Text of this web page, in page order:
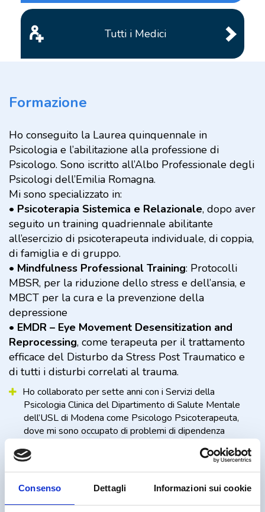
Consenso Dettagli Informazioni sui cookie
Tutti i Medici
Formazione
Ho conseguito la Laurea quinquennale in
Psicologia e l’abilitazione alla professione di
Psicologo. Sono iscritto all’Albo Professionale degli
Psicologi dell’Emilia Romagna.
Mi sono specializzato in:
• Psicoterapia Sistemica e Relazionale, dopo aver
seguito un training quadriennale abilitante
all’esercizio di psicoterapeuta individuale, di coppia,
di famiglia e di gruppo.
• Mindfulness Professional Training: Protocolli
MBSR, per la riduzione dello stress e dell’ansia, e
MBCT per la cura e la prevenzione della
depressione
• EMDR – Eye Movement Desensitization and
Reprocessing, come terapeuta per il trattamento
efficace del Disturbo da Stress Post Traumatico e
di tutti i disturbi correlati al trauma.
Ho collaborato per sette anni con i Servizi della
Psicologia Clinica del Dipartimento di Salute Mentale
dell’USL di Modena come Psicologo Psicoterapeuta,
dove mi sono occupato di problemi di dipendenza
e di sostegno psicologico alla persona, di disturbi del
comportamento alimentare, di dinamiche di coppia, di
educazione alla genitorialità e di psicologia